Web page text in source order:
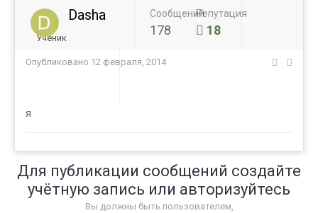
Dasha
Ученик
Сообщений
178
Репутация
18
Опубликовано 12 февраля, 2014
я
Для публикации сообщений создайте
учётную запись или авторизуйтесь
Вы должны быть пользователем,